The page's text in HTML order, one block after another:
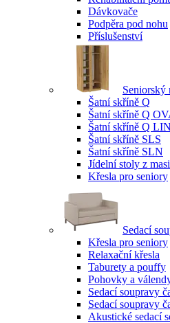
Dávkovače
Podpěra pod nohu
Příslušenství
Seniorský
Šatní skříně Q
Šatní skříně Q
Šatní skříně Q
Šatní skříně SLS
Šatní skříně SLN
Jídelní stoly z
Křesla pro seniory
Sedací
Křesla pro seniory
Relaxační křesla
Taburety a pouffy
Pohovky a
Sedací soupravy
Sedací soupravy
Akustické sedací